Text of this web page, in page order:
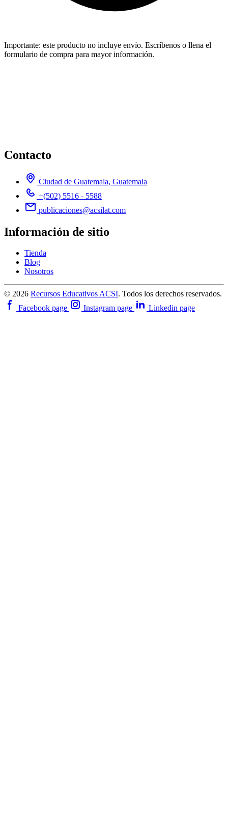
Importante: este producto no incluye envío. Escríbenos o llena el
formulario de compra para mayor información.
Contacto
Ciudad de Guatemala, Guatemala
+(502) 5516 - 5588
publicaciones@acsilat.com
Información de sitio
Tienda
Blog
Nosotros
© 2026 Recursos Educativos ACSI. Todos los derechos reservados.
Facebook page
Instagram page Linkedin page